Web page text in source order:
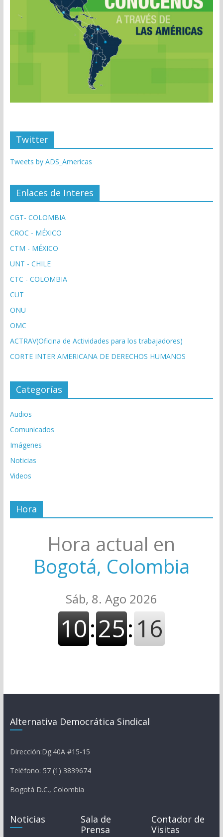
Twitter
Tweets by ADS_Americas
Enlaces de Interes
CGT- COLOMBIA
CROC - MÉXICO
CTM - MÉXICO
UNT - CHILE
CTC - COLOMBIA
CUT
ONU
OMC
ACTRAV(Oficina de Actividades para los trabajadores)
CORTE INTER AMERICANA DE DERECHOS HUMANOS
Categorías
Audios
Comunicados
Imágenes
Noticias
Videos
Hora
Hora actual en
Bogotá, Colombia
Alternativa Democrática Sindical
Dirección:Dg.40A #15-15
Teléfono: 57 (1) 3839674
Bogotá D.C., Colombia
Noticias
Sala de
Prensa
Contador de
Visitas